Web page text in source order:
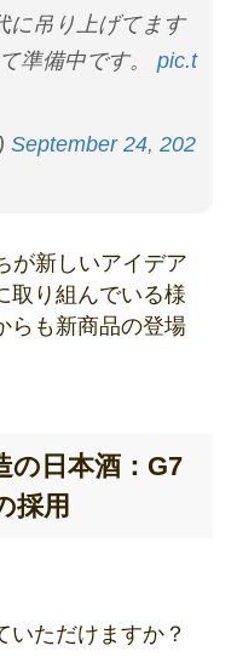
に吊り上げてます
準備中です。 pic.t
September 24, 202
が新しいアイデア
取り組んでいる様
らも新商品の登場
の日本酒：G7
採用
いただけますか？